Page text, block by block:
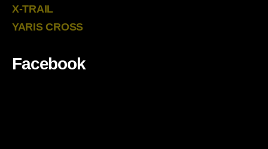
X-TRAIL
YARIS CROSS
Facebook